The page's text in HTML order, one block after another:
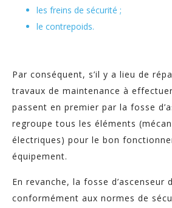
les freins de sécurité ;
le contrepoids.
Par conséquent, s’il y a lieu de
travaux de maintenance à
passent en premier par la fosse
regroupe tous les éléments
électriques) pour le bon
équipement.
En revanche, la fosse d’ascenseur
conformément aux normes de